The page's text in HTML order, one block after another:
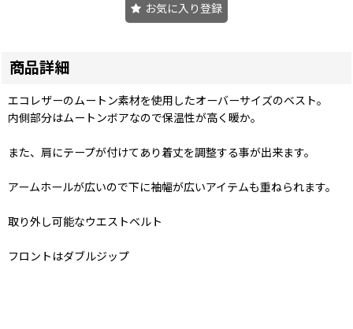
お気に入り登録
商品詳細
エコレザーのムートン素材を使用したオーバーサイズのベスト。
内側部分はムートンボアなので保温性が高く暖か。
また、肩にテープが付けてあり着丈を調整する事が出来ます。
アームホールが広いので下に袖幅が広いアイテムも重ねられます。
取り外し可能なウエストベルト
フロントはダブルジップ